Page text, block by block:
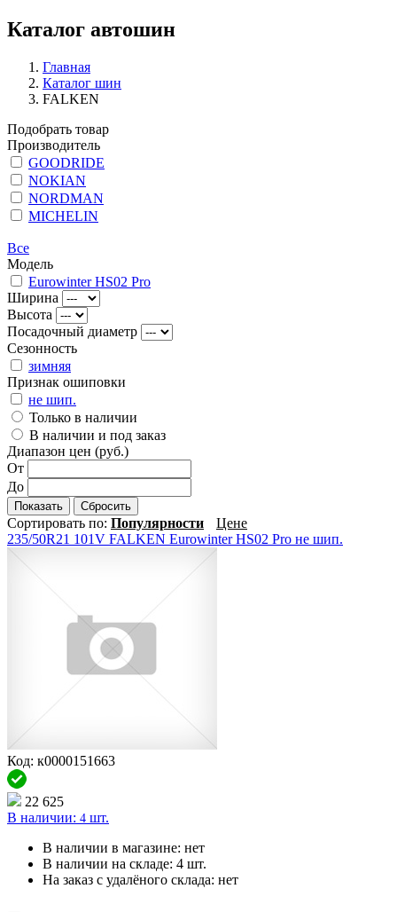
Каталог автошин
Главная
Каталог шин
FALKEN
Подобрать товар
Производитель
GOODRIDE
NOKIAN
NORDMAN
MICHELIN
Все
Модель
Eurowinter HS02 Pro
Ширина
Высота
Посадочный диаметр
Сезонность
зимняя
Признак ошиповки
не шип.
Только в наличии
В наличии и под заказ
Диапазон цен (руб.)
От
До
Показать Сбросить
Сортировать по: Популярности
Цене
235/50R21 101V FALKEN Eurowinter HS02 Pro не шип.
Код: к0000151663
22 625
В наличии: 4 шт.
В наличии в магазине: нет
В наличии на складе: 4 шт.
На заказ с удалёного склада: нет